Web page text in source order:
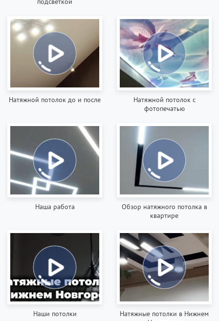
Натяжной потолок до и после
Натяжной потолок с
фотопечатью
Наша работа
Обзор натяжного потолка в
квартире
Наши потолки
Натяжные потолки в Нижнем